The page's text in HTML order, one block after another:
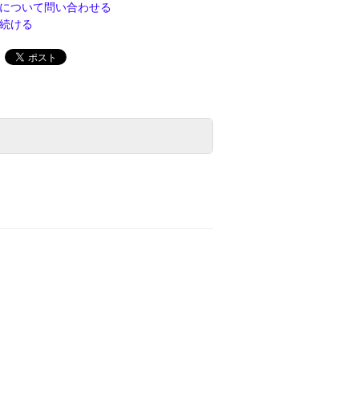
ついて問い合わせる
ける